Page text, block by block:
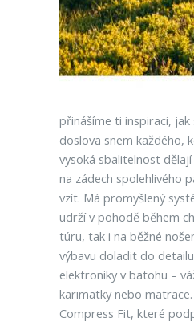
přinášíme ti inspiraci,
doslova snem každého,
vysoká sbalitelnost
na zádech spolehlivého
vzít. Má promyšlený
udrží v pohodě během
túru, tak i na běžné
výbavu doladit do
elektroniky v batohu –
karimatky nebo
Compress Fit, které